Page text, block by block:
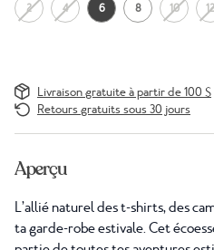
2 4 6 8 10 12
Livraison gratuite à partir de 100 $
Retours gratuits sous 30 jours
Aperçu
L’allié naturel des t-shirts, des
ta garde-robe estivale. Cet